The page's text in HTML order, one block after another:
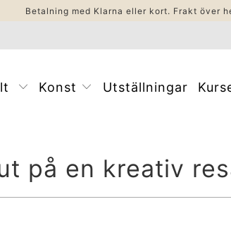
Betalning med Klarna eller kort. Frakt över
Konst Utställningar
på en kreativ